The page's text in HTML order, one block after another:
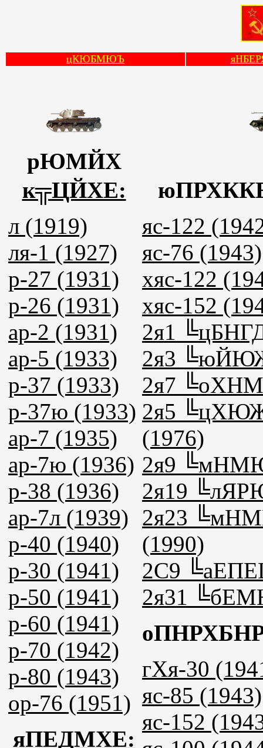
цКЮБМЮЪ
рЮМЙХ
к╦ЦЙХЕ:
л (1919)
ля-1 (1927)
р-27 (1931)
р-26 (1931)
ар-2 (1931)
ар-5 (1933)
р-37 (1933)
р-37ю (1933)
ар-7 (1935)
ар-7ю (1936)
р-38 (1936)
ар-7л (1939)
р-40 (1940)
р-30 (1941)
р-50 (1941)
р-60 (1941)
р-70 (1942)
р-80 (1943)
ор-76 (1951)
яПЕДМХЕ:
яс-122
яс-76 (1943)
хяс-122
хяс-152
2я1
2я3
2я7
2я5
(1976)
2я9
2я19
2я23
(1990)
2C9
2я31
гХя-30
яс-85 (1943)
яс-152